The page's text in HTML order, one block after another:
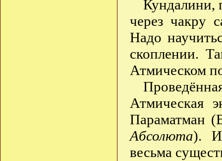
Кундалини,
через чакру
Надо
скоплении.
Атмическом
Атмическая
Параматман
Абсолюта). И
весьма